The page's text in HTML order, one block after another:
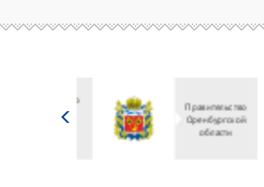
культуры
Российской
федерации